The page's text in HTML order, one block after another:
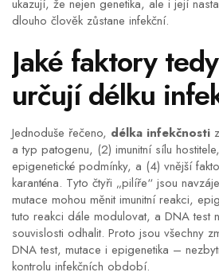
ukazují, že nejen genetika, ale i její
dlouho člověk zůstane infekční.
Jaké faktory
určují délku
Jednoduše řečeno, délka infekčnosti
a typ patogenu, (2) imunitní sílu
epigenetické podmínky, a (4) vnější
karanténa. Tyto čtyři „pilíře“ jsou
mutace mohou měnit imunitní reakci,
tuto reakci dále modulovat, a DNA test
souvislosti odhalit. Proto jsou všechny
DNA test, mutace i epigenetika –
kontrolu infekčních období.